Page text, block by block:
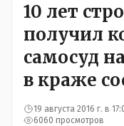
10 лет
получил
самосуд
в краже
19 августа 2016 г. в
6060 просмотров